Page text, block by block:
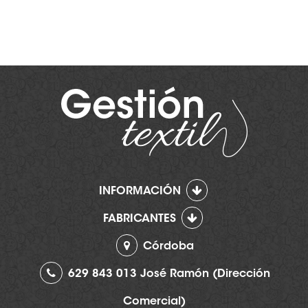
INFORMACIÓN
FABRICANTES
Córdoba
629 843 013 José Ramón (Dirección
Comercial)